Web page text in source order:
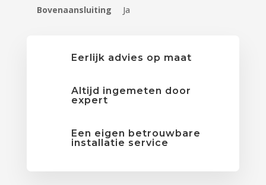
Bovenaansluiting Ja
Eerlijk advies op maat
Altijd ingemeten door
expert
Een eigen betrouwbare
installatie service